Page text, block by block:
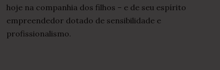
hoje na companhia dos filhos – e de seu espírito
empreendedor dotado de sensibilidade e
profissionalismo.